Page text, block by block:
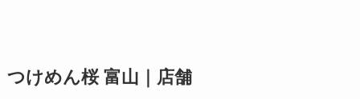
つけめん桜 富山｜店舗